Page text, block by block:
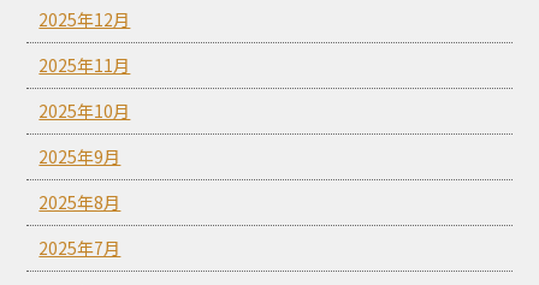
2025年12月
2025年11月
2025年10月
2025年9月
2025年8月
2025年7月